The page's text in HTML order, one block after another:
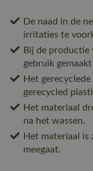
De naad in de
irritaties te
Bij de productie
gebruik
Het
gerecycled
Het materiaal
na het wassen.
Het materiaal is
meegaat.